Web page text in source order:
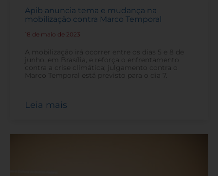
Apib anuncia tema e mudança na
mobilização contra Marco Temporal
18 de maio de 2023
A mobilização irá ocorrer entre os dias 5 e 8 de
junho, em Brasília, e reforça o enfrentamento
contra a crise climática; julgamento contra o
Marco Temporal está previsto para o dia 7.
Leia mais